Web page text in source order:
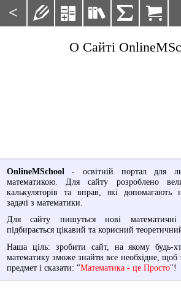
<     
О Сайті
OnlineMSchool - освітній портал для
математикою. Для сайту розроблено
калькуляторів та вправ, які допомагають
задачі з математики.
Для сайту пишуться нові
підбирається цікавий та корисний
Наша ціль: зробити сайт, на якому будь-
математику зможе знайти все необхідне, щоб
предмет і сказати: "Математика - це Просто"!